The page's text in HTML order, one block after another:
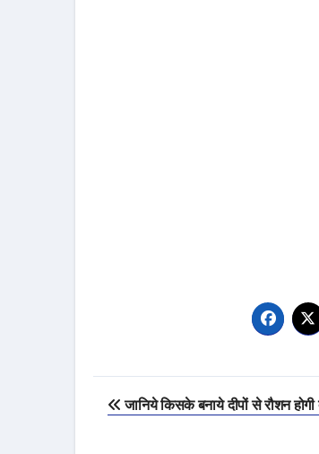
Post
जानिये किसके बनाये दीपों से रौशन होगी